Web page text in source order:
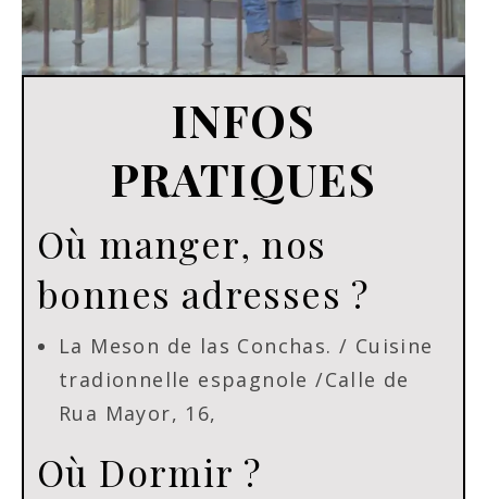
INFOS
PRATIQUES
Où manger, nos
bonnes adresses ?
La Meson de las Conchas. / Cuisine
tradionnelle espagnole /Calle de
Rua Mayor, 16,
Où Dormir ?